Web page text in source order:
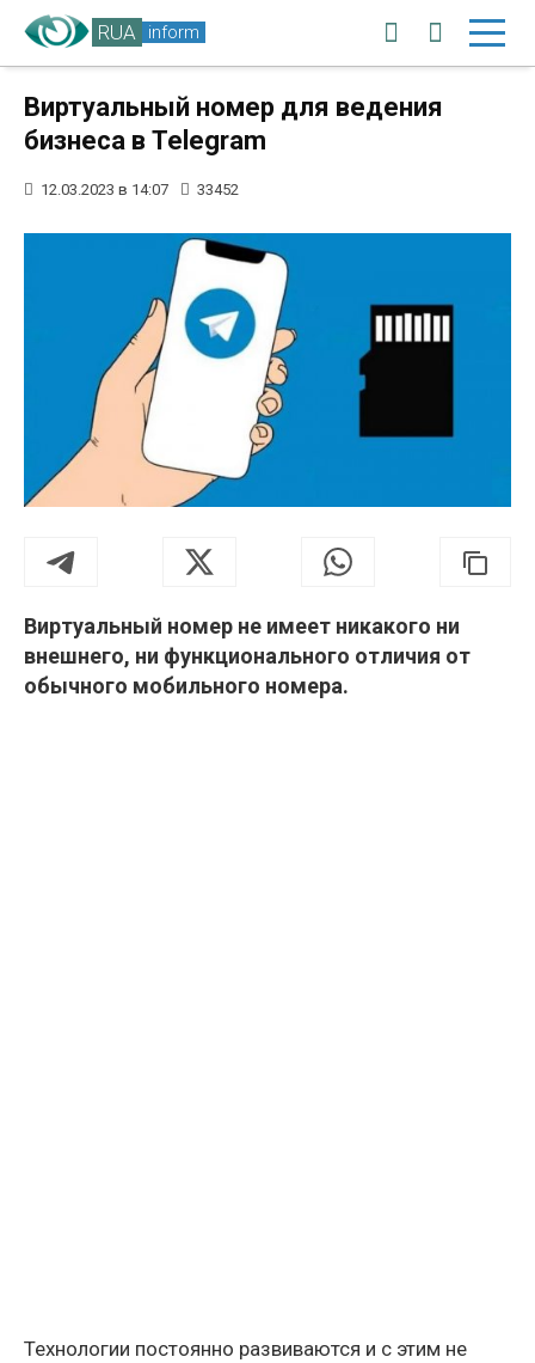
RUA inform
Виртуальный номер для ведения
бизнеса в Telegram
12.03.2023 в 14:07 33452
Виртуальный номер не имеет никакого ни
внешнего, ни функционального отличия от
обычного мобильного номера.
Технологии постоянно развиваются и с этим не